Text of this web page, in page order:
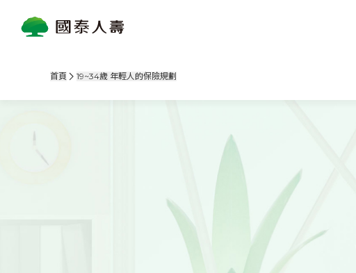
首頁 19~34歲 年輕人的保險規劃